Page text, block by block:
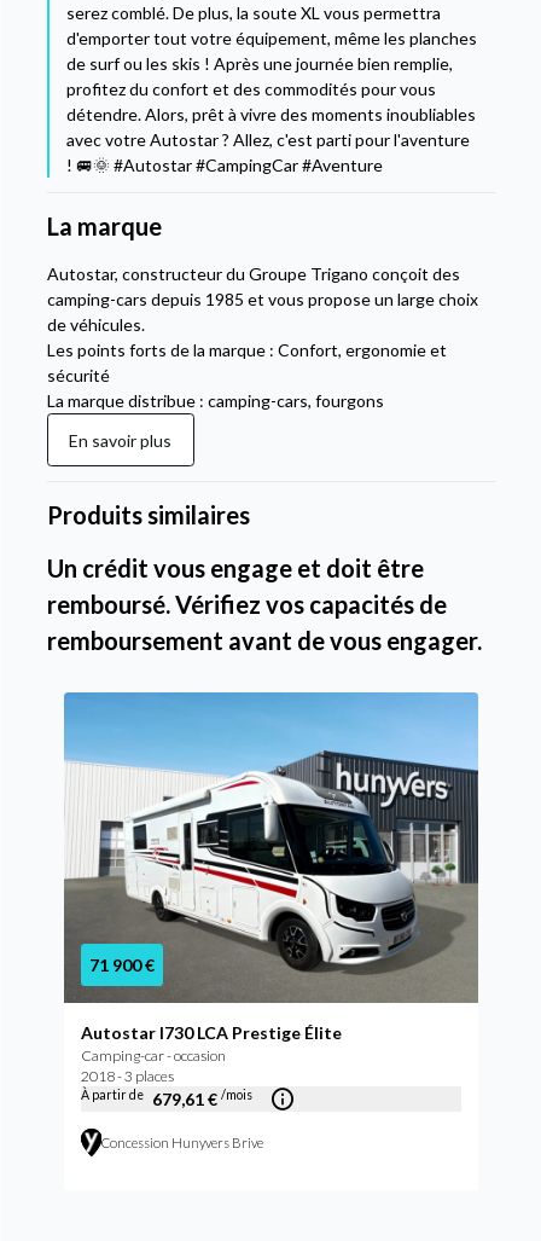
serez comblé. De plus, la soute XL vous permettra
d'emporter tout votre équipement, même les planches
de surf ou les skis ! Après une journée bien remplie,
profitez du confort et des commodités pour vous
détendre. Alors, prêt à vivre des moments inoubliables
avec votre Autostar ? Allez, c'est parti pour l'aventure
! 🚐🌞 #Autostar #CampingCar #Aventure
La marque
Autostar, constructeur du Groupe Trigano conçoit des
camping-cars depuis 1985 et vous propose un large choix
de véhicules.
Les points forts de la marque : Confort, ergonomie et
sécurité
La marque distribue : camping-cars, fourgons
En savoir plus
Produits similaires
Un crédit vous engage et doit être
remboursé. Vérifiez vos capacités de
remboursement avant de vous engager.
71 900 €
Autostar I730 LCA Prestige Élite
Camping-car - occasion
2018 - 3 places
À partir de 679,61 € /mois
Concession Hunyvers Brive